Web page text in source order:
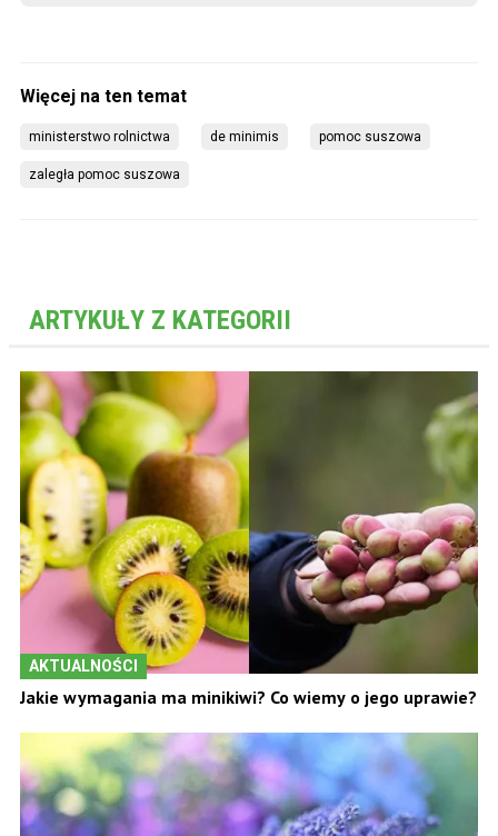
ministerstwo rolnictwa de minimis pomoc suszowa
zaległa pomoc suszowa
ARTYKUŁY Z KATEGORII
AKTUALNOŚCI
Jakie wymagania ma minikiwi? Co wiemy o jego uprawie?